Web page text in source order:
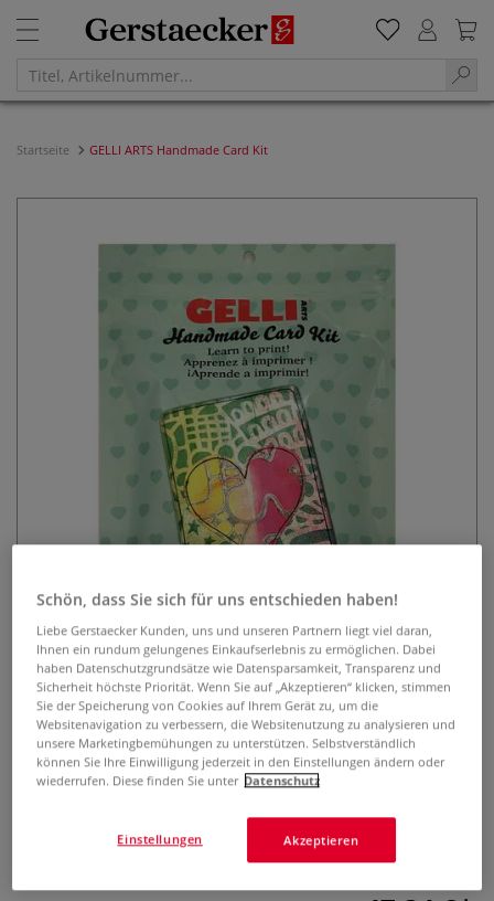
Startseite GELLI ARTS Handmade Card Kit
GELLI ARTS Handmade Card Kit
0 Bewertungen
Kreativ-Set von GELLI ARTS zur Gestaltung handgemachter
Farbwalze, Kartenrohlingen, Umschlägen und Anleitung.
Schön, dass Sie sich für uns entschieden haben!
Liebe Gerstaecker Kunden, uns und unseren Partnern liegt viel daran,
Ihnen ein rundum gelungenes Einkaufserlebnis zu ermöglichen. Dabei
haben Datenschutzgrundsätze wie Datensparsamkeit, Transparenz und
Sicherheit höchste Priorität. Wenn Sie auf „Akzeptieren“ klicken, stimmen
Sie der Speicherung von Cookies auf Ihrem Gerät zu, um die
Websitenavigation zu verbessern, die Websitenutzung zu analysieren und
unsere Marketingbemühungen zu unterstützen. Selbstverständlich
können Sie Ihre Einwilligung jederzeit in den Einstellungen ändern oder
wiederrufen. Diese finden Sie unter Datenschutz
Akzeptieren
Einstellungen